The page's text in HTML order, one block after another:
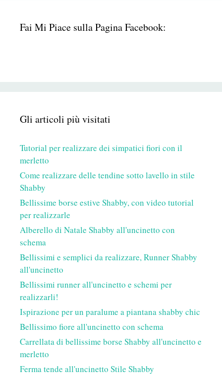
Fai Mi Piace sulla Pagina Facebook:
Gli articoli più visitati
Tutorial per realizzare dei simpatici fiori con il
merletto
Come realizzare delle tendine sotto lavello in stile
Shabby
Bellissime borse estive Shabby, con video tutorial
per realizzarle
Alberello di Natale Shabby all'uncinetto con
schema
Bellissimi e semplici da realizzare, Runner Shabby
all'uncinetto
Bellissimi runner all'uncinetto e schemi per
realizzarli!
Ispirazione per un paralume a piantana shabby chic
Bellissimo fiore all'uncinetto con schema
Carrellata di bellissime borse Shabby all'uncinetto e
merletto
Ferma tende all'uncinetto Stile Shabby